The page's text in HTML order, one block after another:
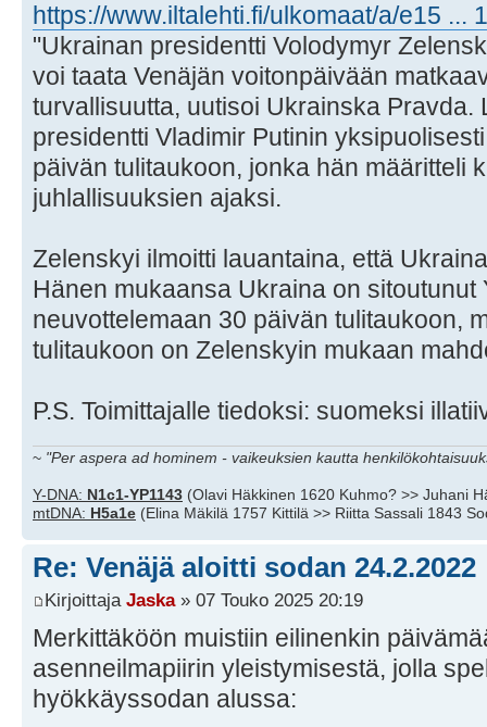
https://www.iltalehti.fi/ulkomaat/a/e15 ...
"Ukrainan presidentti Volodymyr
voi taata Venäjän voitonpäivään
turvallisuutta, uutisoi Ukrainska Pravda.
presidentti Vladimir Putinin
päivän tulitaukoon, jonka hän määritteli
juhlallisuuksien ajaksi.
Zelenskyi ilmoitti lauantaina, että
Hänen mukaansa Ukraina on sitoutunut
neuvottelemaan 30 päivän tulitaukoon,
tulitaukoon on Zelenskyin mukaan
P.S. Toimittajalle tiedoksi: suomeksi
~ "Per aspera ad hominem - vaikeuksien kautta
Y-DNA: N1c1-YP1143 (Olavi Häkkinen 1620 Kuhmo? >> Juhani
mtDNA: H5a1e (Elina Mäkilä 1757 Kittilä >> Riitta Sassali 1843
Re: Venäjä aloitti sodan 24.2.2022
Kirjoittaja Jaska» 07 Touko 2025 20:19
Merkittäköön muistiin eilinenkin
asenneilmapiirin yleistymisestä, jolla
hyökkäyssodan alussa: